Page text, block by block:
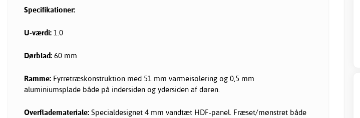
Specifikationer:
U-værdi: 1.0
Dørblad: 60 mm
Ramme: Fyrretræskonstruktion med 51 mm varmeisolering og 0,5 mm
aluminiumsplade både på indersiden og ydersiden af døren.
Overflademateriale: Specialdesignet 4 mm vandtæt HDF-panel. Fræset/mønstret både